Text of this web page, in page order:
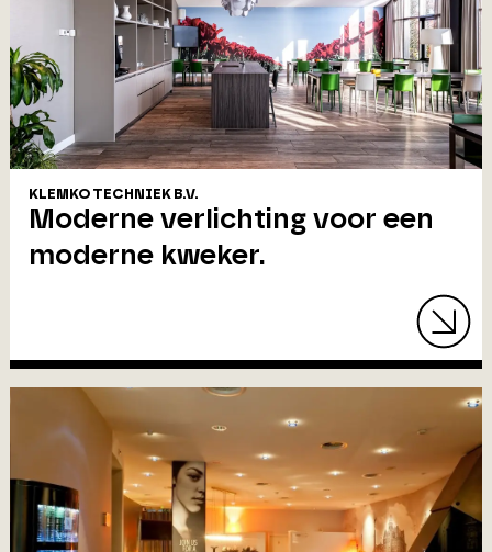
KLEMKO TECHNIEK B.V.
Moderne verlichting voor een
moderne kweker.